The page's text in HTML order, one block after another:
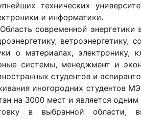
технических
и информатики.
Область современной энергетики
ветроэнергетику,
о материалах, электронику,
системы, менеджмент и
студентов и
иногородних студентов
на 3000 мест и является
в выбранной